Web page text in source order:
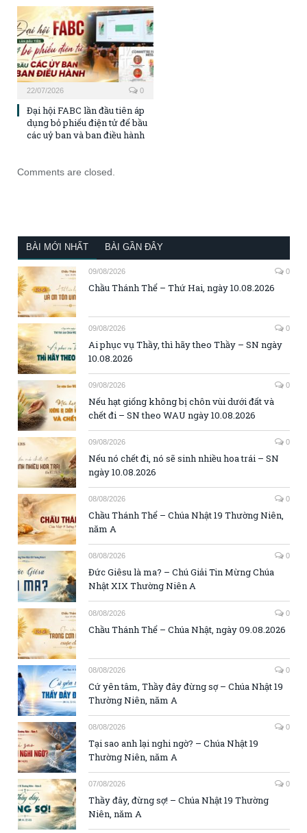
22/07/2026 0
Đại hội FABC lần đầu tiên áp
dụng bỏ phiếu điện tử để bầu
các uỷ ban và ban điều hành
Comments are closed.
BÀI MỚI NHẤT BÀI GẦN ĐÂY
09/08/2026 0
Chầu Thánh Thể – Thứ Hai, ngày 10.08.2026
09/08/2026 0
Ai phục vụ Thầy, thì hãy theo Thầy – SN ngày
10.08.2026
09/08/2026 0
Nếu hạt giống không bị chôn vùi dưới đất và
chết đi – SN theo WAU ngày 10.08.2026
09/08/2026 0
Nếu nó chết đi, nó sẽ sinh nhiều hoa trái – SN
ngày 10.08.2026
08/08/2026 0
Chầu Thánh Thể – Chúa Nhật 19 Thường Niên,
năm A
08/08/2026 0
Đức Giêsu là ma? – Chú Giải Tin Mừng Chúa
Nhật XIX Thường Niên A
08/08/2026 0
Chầu Thánh Thể – Chúa Nhật, ngày 09.08.2026
08/08/2026 0
Cứ yên tâm, Thầy đây đừng sợ – Chúa Nhật 19
Thường Niên, năm A
08/08/2026 0
Tại sao anh lại nghi ngờ? – Chúa Nhật 19
Thường Niên, năm A
07/08/2026 0
Thầy đây, đừng sợ! – Chúa Nhật 19 Thường
Niên, năm A